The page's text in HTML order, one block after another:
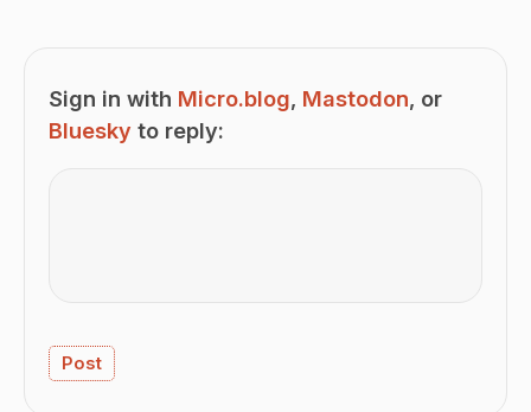
Sign in with Micro.blog, Mastodon, or
Bluesky to reply: